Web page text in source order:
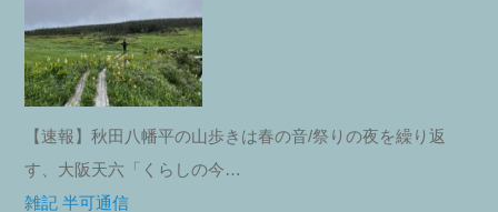
【速報】秋田八幡平の山歩きは春の音/祭りの夜を繰り返
す、大阪天六「くらしの今…
雑記 半可通信